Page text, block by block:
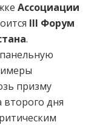
Ассоциации
III Форум
.
панельную
призму
второго дня